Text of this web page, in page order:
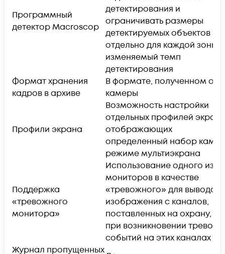
Программный
детектор Macroscop
детектирования и
ограничивать размеры
детектируемых объектов
отдельно для каждой зоны;
изменяемый темп
детектирования
Формат хранения
кадров в архиве
В формате, полученном от
камеры
Профили экрана
Возможность настройки
отдельных профилей
отображающих
определенный набор
режиме мультиэкрана
Поддержка
«тревожного
монитора»
Использование одного из
мониторов в качестве
«тревожного» для вывода
изображения с каналов,
поставленных на охрану,
при возникновении
событий на этих каналах
Журнал пропущенных